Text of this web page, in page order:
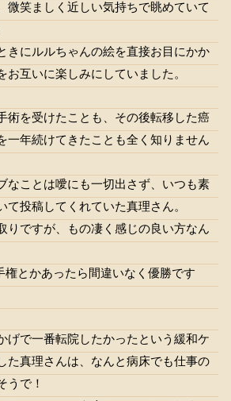
微笑ましく近しい気持ちで眺めていて
きにルルちゃんの絵を直接お目にかか
お互いに楽しみにしていました。
術を受けたことも、その後転移した癌
一年続けてきたことも全く知りません
なことは噯にも一切出さず、いつも素
て投稿してくれていた真理さん。
りですが、もの凄く感じの良い方なん
権とかあったら間違いなく優勝です
げで一番転院したかったという緩和ケ
た真理さんは、なんと病床でも仕事の
うで！